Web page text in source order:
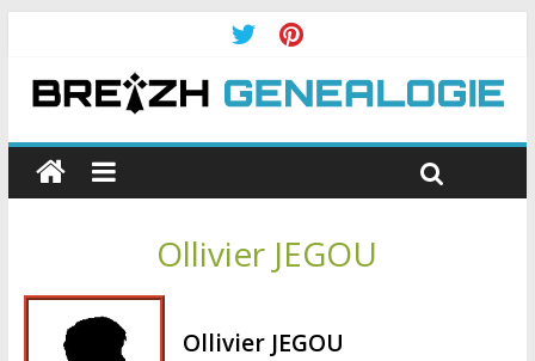
Ollivier JEGOU
Ollivier JEGOU